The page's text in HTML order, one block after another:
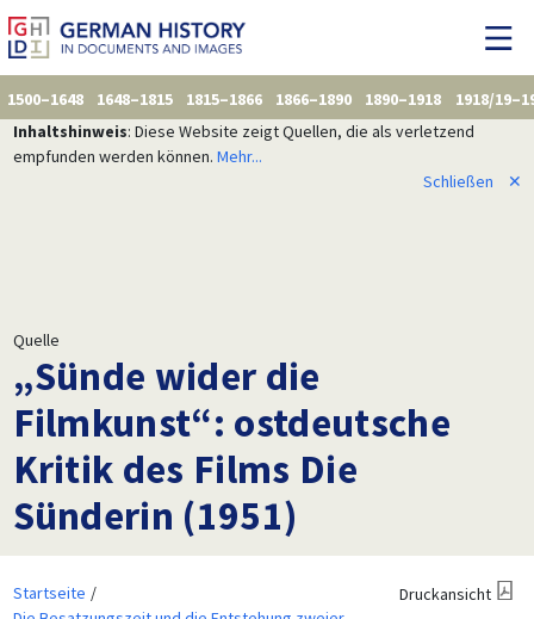
1500–1648 1648–1815 1815–1866 1866–1890 1890–1918
1918/
Inhaltshinweis: Diese Website zeigt Quellen, die als verletzend
empfunden werden können. Mehr...
Schließen
✕
Quelle
„Sünde wider die
Filmkunst“: ostdeutsche
Kritik des Films Die
Sünderin (1951)
Startseite
Druckansicht